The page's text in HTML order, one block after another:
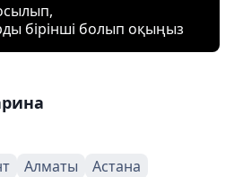
бірінші болып оқыңыз
Алматы Астана